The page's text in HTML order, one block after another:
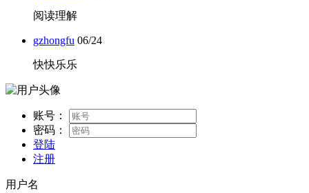
阅读理解
gzhongfu 06/24
快快乐乐
账号：
密码：
登陆
注册
用户名